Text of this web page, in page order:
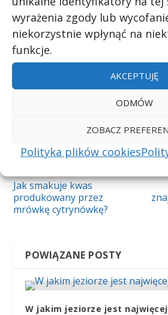
wyrażenia zgody lub
niekorzystnie wpłynąć na
funkcje.
AKCEPTUJĘ
ODMÓW
ZOBACZ
Polityka plików cookies
UDZIAŁ:
POPRZEDNI
Jak smakuje kwas
produkowany przez
mrówkę cytrynówkę?
POWIĄZANE POSTY
W jakim jeziorze jest najwięcej